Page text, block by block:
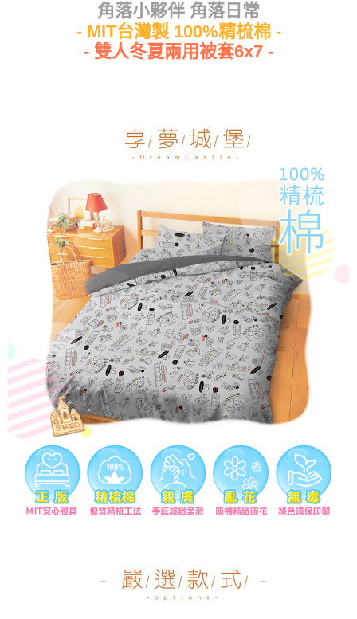
角落小夥伴 角落日常
- MIT台灣製 100%精梳棉 -
- 雙人冬夏兩用被套6x7 -